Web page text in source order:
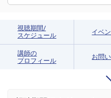
視聴期間/
スケジュール
イベ
講師の
プロフィール
お問